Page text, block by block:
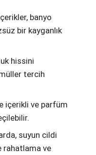
banyo
bir kayganlık
hissini
tercih
içerikli ve parfüm
suyun cildi
rahatlama ve